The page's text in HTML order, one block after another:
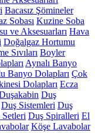
Bacasız Şömineler
Sobası Kuzine Soba
ve Aksesuarları Hava
Doğalgaz Hortumu
Sıvıları Boyler
Aynalı Banyo
Banyo Dolapları Çok
Dolapları Ecza
Duş
Duş Sistemleri Duş
Duş Spiralleri El
Köşe Lavabolar